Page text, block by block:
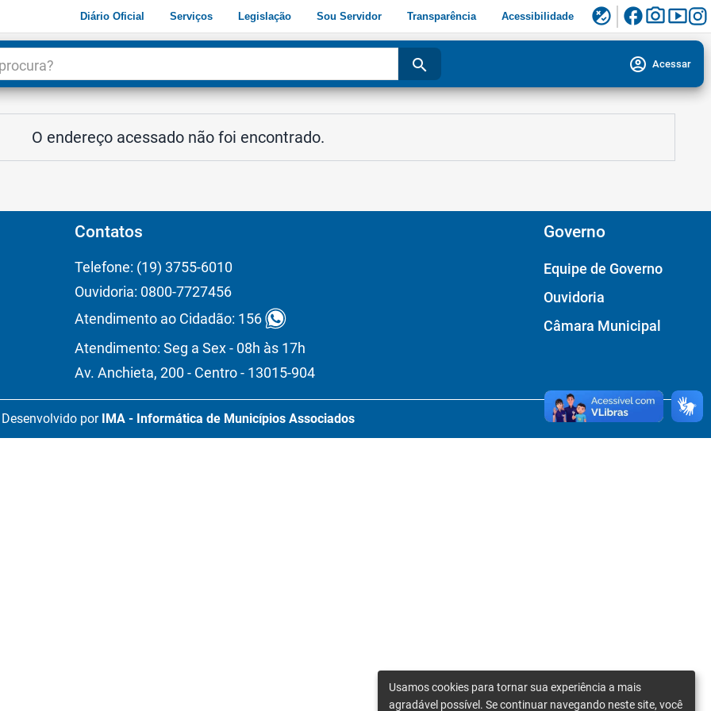
Diário Oficial Serviços Legislação Sou Servidor Transparência Acessibilidade flaky facebookphoto_camerasmart_display
search account_circle Acessar
O endereço acessado não foi encontrado.
Contatos
Telefone: (19) 3755-6010
Ouvidoria: 0800-7727456
Atendimento ao Cidadão: 156
Atendimento: Seg a Sex - 08h às 17h
Av. Anchieta, 200 - Centro - 13015-904
Governo
Equipe de Governo
Ouvidoria
Câmara Municipal
Desenvolvido por IMA - Informática de Municípios Associados
Usamos cookies para tornar sua experiência a mais
agradável possível. Se continuar navegando neste site, você